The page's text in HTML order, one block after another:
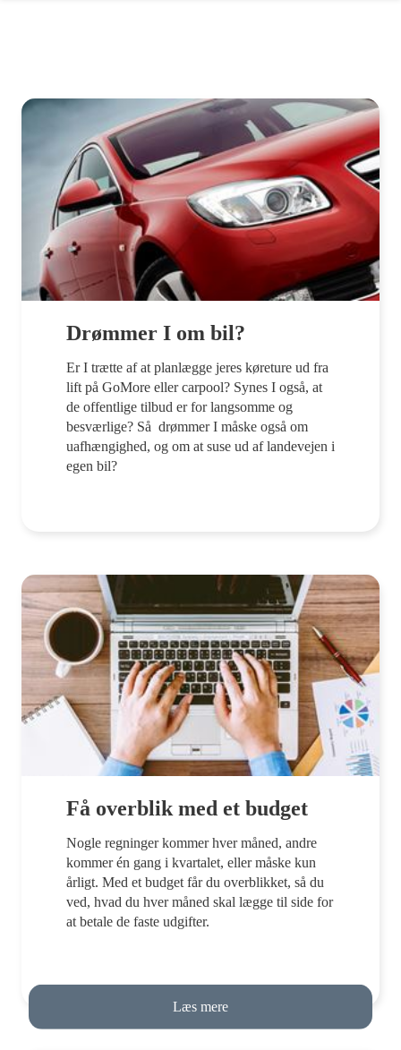
Drømmer I om bil?
Er I trætte af at planlægge jeres køreture ud fra
lift på GoMore eller carpool? Synes I også, at
de offentlige tilbud er for langsomme og
besværlige? Så drømmer I måske også om
uafhængighed, og om at suse ud af landevejen i
egen bil?
Få overblik med et budget
Nogle regninger kommer hver måned, andre
kommer én gang i kvartalet, eller måske kun
årligt. Med et budget får du overblikket, så du
ved, hvad du hver måned skal lægge til side for
at betale de faste udgifter.
Læs mere